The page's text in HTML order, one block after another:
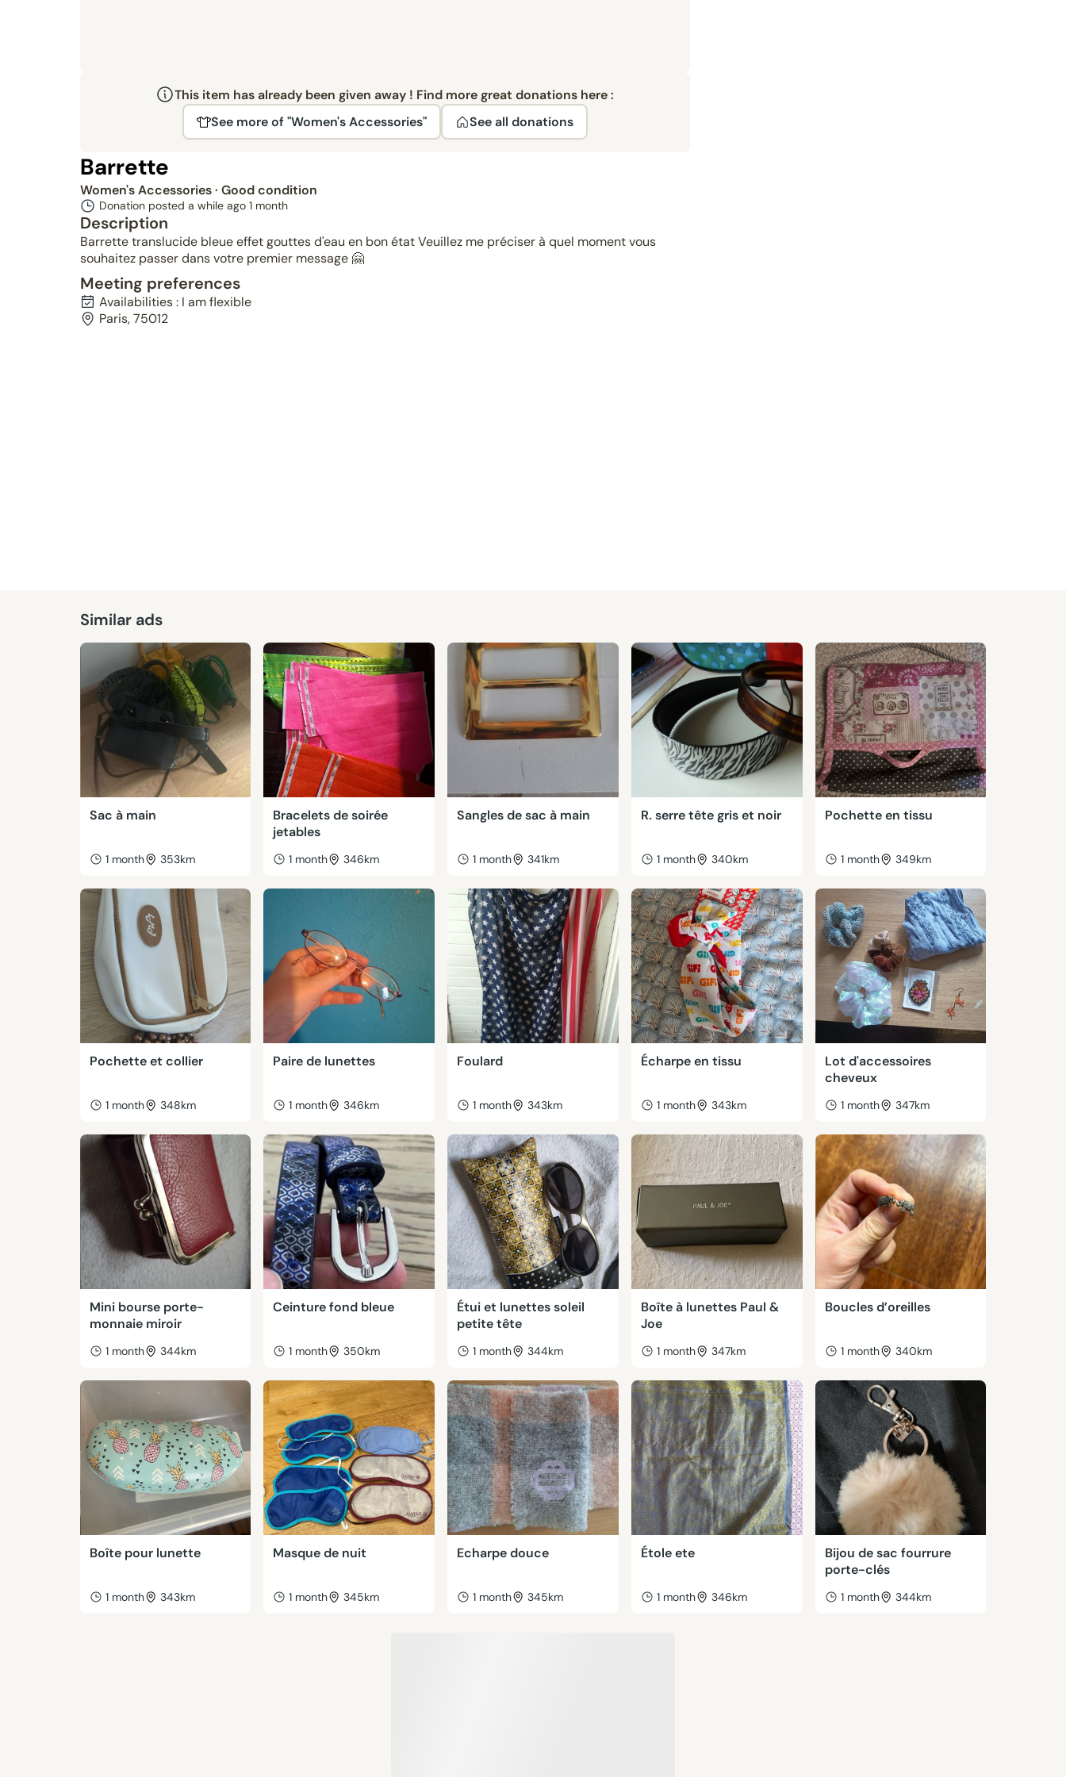
This item has already been given away ! Find more great donations here :
See more of "Women's Accessories"
See all donations
Barrette
Women's Accessories· Good condition
Donation posted a while ago 1 month
Description
Barrette translucide bleue effet gouttes d'eau en bon état Veuillez me préciser à quel moment vous
souhaitez passer dans votre premier message 🤗
Meeting preferences
Availabilities : I am flexible
Paris, 75012
Similar ads
Sac à main
1 month 353km
Bracelets de soirée
jetables
1 month 346km
Sangles de sac à main
1 month 341km
R. serre tête gris et noir
1 month 340km
Pochette en tissu
1 month 349km
Pochette et collier
1 month 348km
Paire de lunettes
1 month 346km
Foulard
1 month 343km
Écharpe en tissu
1 month 343km
Lot d'accessoires
cheveux
1 month 347km
Mini bourse porte-
monnaie miroir
1 month 344km
Ceinture fond bleue
1 month 350km
Étui et lunettes soleil
petite tête
1 month 344km
Boîte à lunettes Paul &
Joe
1 month 347km
Boucles d’oreilles
1 month 340km
Boîte pour lunette
1 month 343km
Masque de nuit
1 month 345km
Echarpe douce
1 month 345km
Étole ete
1 month 346km
Bijou de sac fourrure
porte-clés
1 month 344km